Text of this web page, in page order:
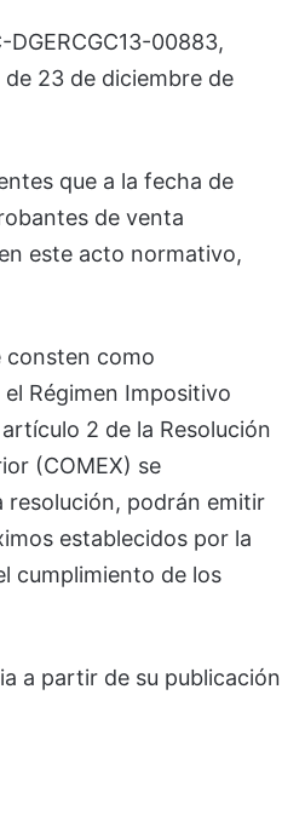
00883,
23 de diciembre de
que a la fecha de
de venta
este acto normativo,
consten como
Régimen Impositivo
2 de la Resolución
(COMEX) se
resolución, podrán emitir
establecidos por la
cumplimiento de los
a partir de su publicación